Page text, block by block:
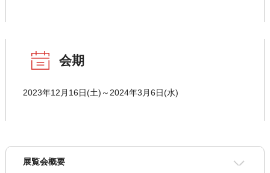
会期
2023年12月16日(土)～2024年3月6日(水)
展覧会概要